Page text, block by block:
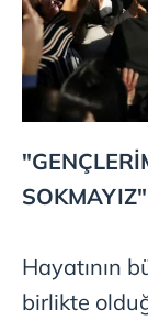
SOKMAYIZ"
Hayatının
birlikte